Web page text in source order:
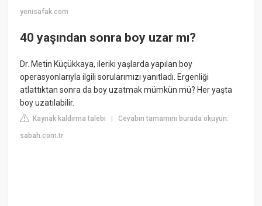
yenisafak.com
40 yaşından sonra boy uzar mı?
Dr. Metin Küçükkaya, ileriki yaşlarda yapılan boy
operasyonlarıyla ilgili sorularımızı yanıtladı. Ergenliği
atlattıktan sonra da boy uzatmak mümkün mü? Her yaşta
boy uzatılabilir.
Kaynak kaldırma talebi |Cevabın tamamını burada okuyun:
sabah.com.tr